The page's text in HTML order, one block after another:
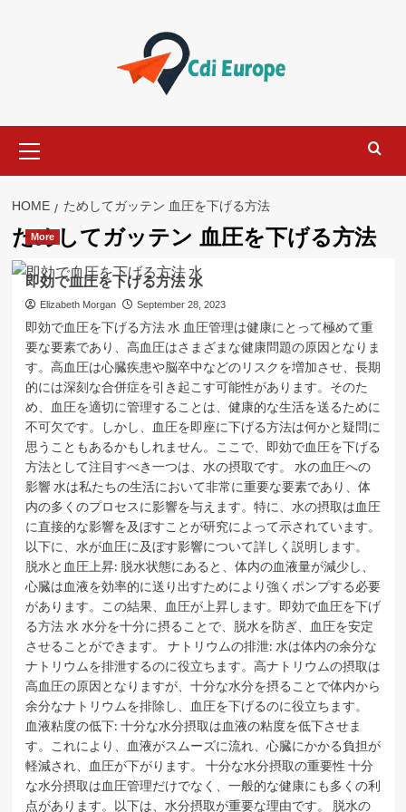
Menu
HOME ためしてガッテン 血圧を下げる方法
ためしてガッテン 血圧を下げる方法
More
即効で血圧を下げる方法 水
Elizabeth Morgan September 28, 2023
即効で血圧を下げる方法 水 血圧管理は健康にとって極めて重
要な要素であり、高血圧はさまざまな健康問題の原因となりま
す。高血圧は心臓疾患や脳卒中などのリスクを増加させ、長期
的には深刻な合併症を引き起こす可能性があります。そのた
め、血圧を適切に管理することは、健康的な生活を送るために
不可欠です。しかし、血圧を即座に下げる方法は何かと疑問に
思うこともあるかもしれません。ここで、即効で血圧を下げる
方法として注目すべき一つは、水の摂取です。 水の血圧への
影響 水は私たちの生活において非常に重要な要素であり、体
内の多くのプロセスに影響を与えます。特に、水の摂取は血圧
に直接的な影響を及ぼすことが研究によって示されています。
以下に、水が血圧に及ぼす影響について詳しく説明します。
脱水と血圧上昇: 脱水状態にあると、体内の血液量が減少し、
心臓は血液を効率的に送り出すためにより強くポンプする必要
があります。この結果、血圧が上昇します。即効で血圧を下げ
る方法 水 水分を十分に摂ることで、脱水を防ぎ、血圧を安定
させることができます。 ナトリウムの排泄: 水は体内の余分な
ナトリウムを排泄するのに役立ちます。高ナトリウムの摂取は
高血圧の原因となりますが、十分な水分を摂ることで体内から
余分なナトリウムを排除し、血圧を下げるのに役立ちます。
血液粘度の低下: 十分な水分摂取は血液の粘度を低下させま
す。これにより、血液がスムーズに流れ、心臓にかかる負担が
軽減され、血圧が下がります。 十分な水分摂取の重要性 十分
な水分摂取は血圧管理だけでなく、一般的な健康にも多くの利
点があります。以下は、水分摂取が重要な理由です。 脱水の